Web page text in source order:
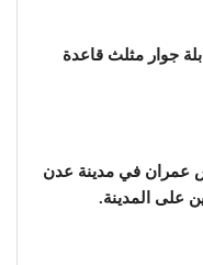
جوار مثلث قاعدة
عمران في مدينة عدن
على المدينة.